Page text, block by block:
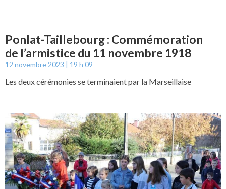
Ponlat-Taillebourg : Commémoration
de l’armistice du 11 novembre 1918
12 novembre 2023 19 h 09
Les deux cérémonies se terminaient par la Marseillaise